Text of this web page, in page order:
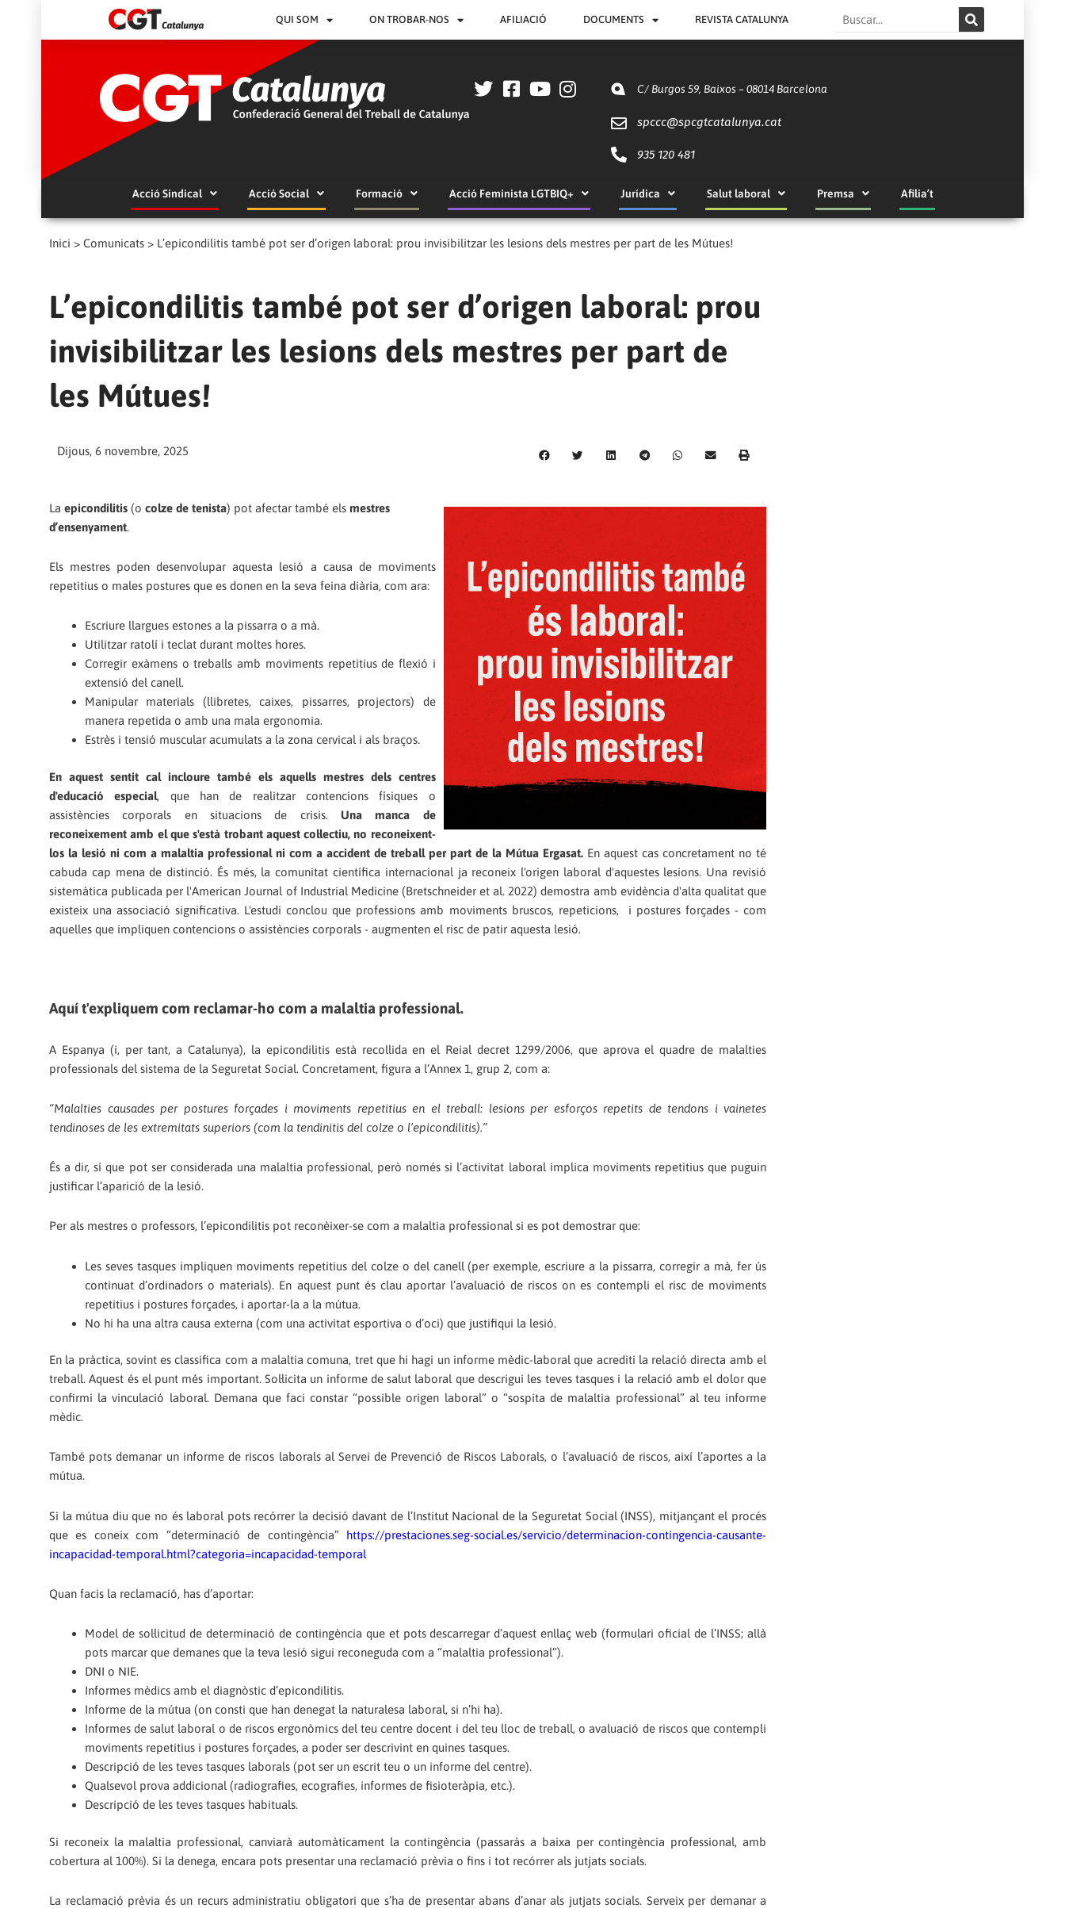
QUI SOM ON TROBAR-NOS AFILIACIÓ DOCUMENTS REVISTA CATALUNYA Search
C/ Burgos 59, Baixos – 08014 Barcelona
spccc@spcgtcatalunya.cat
935 120 481
Acció Sindical Acció Social Formació Acció Feminista LGTBIQ+ Jurídica Salut laboral Premsa Afilia’t
Inici > Comunicats > L’epicondilitis també pot ser d’origen laboral: prou invisibilitzar les lesions dels mestres per part de les Mútues!
L’epicondilitis també pot ser d’origen laboral: prou
invisibilitzar les lesions dels mestres per part de
les Mútues!
Dijous, 6 novembre, 2025
La epicondilitis (o colze de tenista) pot afectar també els mestres
d’ensenyament.
Els mestres poden desenvolupar aquesta lesió a causa de moviments
repetitius o males postures que es donen en la seva feina diària, com ara:
Escriure llargues estones a la pissarra o a mà.
Utilitzar ratolí i teclat durant moltes hores.
Corregir exàmens o treballs amb moviments repetitius de flexió i
extensió del canell.
Manipular materials (llibretes, caixes, pissarres, projectors) de
manera repetida o amb una mala ergonomia.
Estrès i tensió muscular acumulats a la zona cervical i als braços.
En aquest sentit cal incloure també els aquells mestres dels centres
d'educació especial, que han de realitzar contencions físiques o
assistències corporals en situacions de crisis. Una manca de
reconeixement amb el que s'està trobant aquest col·lectiu, no reconeixent-
los la lesió ni com a malaltia professional ni com a accident de treball per part de la Mútua Ergasat. En aquest cas concretament no té
cabuda cap mena de distinció. És més, la comunitat científica internacional ja reconeix l'origen laboral d'aquestes lesions. Una revisió
sistemàtica publicada per l'American Journal of Industrial Medicine (Bretschneider et al. 2022) demostra amb evidència d'alta qualitat que
existeix una associació significativa. L'estudi conclou que professions amb moviments bruscos, repeticions, i postures forçades - com
aquelles que impliquen contencions o assistències corporals - augmenten el risc de patir aquesta lesió.
Aquí t'expliquem com reclamar-ho com a malaltia professional.
A Espanya (i, per tant, a Catalunya), la epicondilitis està recollida en el Reial decret 1299/2006, que aprova el quadre de malalties
professionals del sistema de la Seguretat Social. Concretament, figura a l’Annex 1, grup 2, com a:
“Malalties causades per postures forçades i moviments repetitius en el treball: lesions per esforços repetits de tendons i vainetes
tendinoses de les extremitats superiors (com la tendinitis del colze o l’epicondilitis).”
És a dir, sí que pot ser considerada una malaltia professional, però només si l’activitat laboral implica moviments repetitius que puguin
justificar l’aparició de la lesió.
Per als mestres o professors, l’epicondilitis pot reconèixer-se com a malaltia professional si es pot demostrar que:
Les seves tasques impliquen moviments repetitius del colze o del canell (per exemple, escriure a la pissarra, corregir a mà, fer ús
continuat d’ordinadors o materials). En aquest punt és clau aportar l’avaluació de riscos on es contempli el risc de moviments
repetitius i postures forçades, i aportar-la a la mútua.
No hi ha una altra causa externa (com una activitat esportiva o d’oci) que justifiqui la lesió.
En la pràctica, sovint es classifica com a malaltia comuna, tret que hi hagi un informe mèdic-laboral que acrediti la relació directa amb el
treball. Aquest és el punt més important. Sol·licita un informe de salut laboral que descrigui les teves tasques i la relació amb el dolor que
confirmi la vinculació laboral. Demana que faci constar “possible origen laboral” o “sospita de malaltia professional” al teu informe
mèdic.
També pots demanar un informe de riscos laborals al Servei de Prevenció de Riscos Laborals, o l’avaluació de riscos, així l’aportes a la
mútua.
Si la mútua diu que no és laboral pots recórrer la decisió davant de l’Institut Nacional de la Seguretat Social (INSS), mitjançant el procés
que es coneix com “determinació de contingència” https://prestaciones.seg-social.es/servicio/determinacion-contingencia-causante-
incapacidad-temporal.html?categoria=incapacidad-temporal
Quan facis la reclamació, has d’aportar:
Model de sol·licitud de determinació de contingència que et pots descarregar d’aquest enllaç web (formulari oficial de l’INSS; allà
pots marcar que demanes que la teva lesió sigui reconeguda com a “malaltia professional”).
DNI o NIE.
Informes mèdics amb el diagnòstic d’epicondilitis.
Informe de la mútua (on consti que han denegat la naturalesa laboral, si n’hi ha).
Informes de salut laboral o de riscos ergonòmics del teu centre docent i del teu lloc de treball, o avaluació de riscos que contempli
moviments repetitius i postures forçades, a poder ser descrivint en quines tasques.
Descripció de les teves tasques laborals (pot ser un escrit teu o un informe del centre).
Qualsevol prova addicional (radiografies, ecografies, informes de fisioteràpia, etc.).
Descripció de les teves tasques habituals.
Si reconeix la malaltia professional, canviarà automàticament la contingència (passaràs a baixa per contingència professional, amb
cobertura al 100%). Si la denega, encara pots presentar una reclamació prèvia o fins i tot recórrer als jutjats socials.
La reclamació prèvia és un recurs administratiu obligatori que s’ha de presentar abans d’anar als jutjats socials. Serveix per demanar a